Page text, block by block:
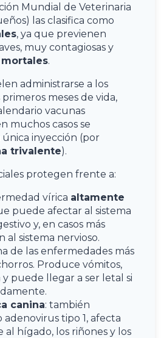
Mundial de Veterinaria
las clasifica como
, ya que previenen
muy contagiosas y
.
administrarse a los
primeros meses de vida,
vacunas
muchos casos se
inyección (por
trivalente).
protegen frente a:
vírica altamente
puede afectar al sistema
y, en casos más
al sistema nervioso.
de las enfermedades más
Produce vómitos,
puede llegar a ser letal si
canina: también
adenovirus tipo 1, afecta
hígado, los riñones y los